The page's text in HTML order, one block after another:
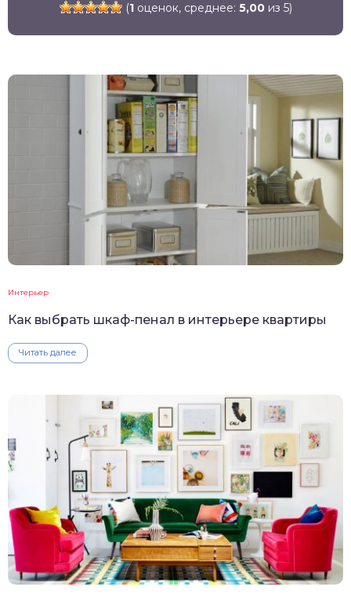
(1оценок, среднее: 5,00из 5)
Интерьер
Как выбрать шкаф-пенал в интерьере квартиры
Читать далее